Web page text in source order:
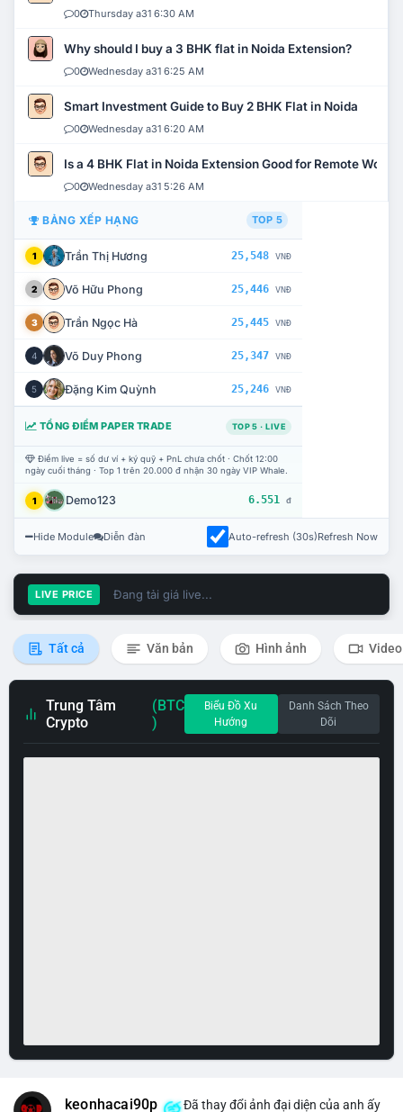
0 Thursday a31 6:30 AM
Why should I buy a 3 BHK flat in Noida Extension?
0 Wednesday a31 6:25 AM
Smart Investment Guide to Buy 2 BHK Flat in Noida
0 Wednesday a31 6:20 AM
Is a 4 BHK Flat in Noida Extension Good for Remote Work?
0 Wednesday a31 5:26 AM
BẢNG XẾP HẠNG TOP 5
1 Trần Thị Hương 25,548 VNĐ
2 Võ Hữu Phong 25,446 VNĐ
3 Trần Ngọc Hà 25,445 VNĐ
4 Võ Duy Phong 25,347 VNĐ
5 Đặng Kim Quỳnh 25,246 VNĐ
TỔNG ĐIỂM PAPER TRADE TOP 5 · LIVE
Điểm live = số dư ví + ký quỹ + PnL chưa chốt · Chốt 12:00
ngày cuối tháng · Top 1 trên 20.000 đ nhận 30 ngày VIP Whale.
1 Demo123 6.551 đ
Hide Module Diễn đàn Auto-refresh (30s)Refresh Now
LIVE PRICE Đang tải giá live...
Tất cả Văn bản Hình ảnh Video
Trung Tâm
Crypto
(BTC
)
Biểu Đồ Xu
Hướng
Danh Sách Theo
Dõi
keonhacai90p Đã thay đổi ảnh đại diện của anh ấy